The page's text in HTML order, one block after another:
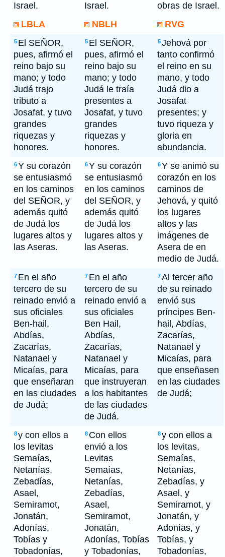
Israel.
Israel.
obras de Israel.
LBLA
NBLH RVG
5 El SEÑOR,
pues, afirmó el
reino bajo su
mano; y todo
Judá trajo
tributo a
Josafat, y tuvo
grandes
riquezas y
honores.
5 El SEÑOR,
pues, afirmó el
reino bajo su
mano; y todo
Judá le traía
presentes a
Josafat, y tuvo
grandes
riquezas y
honores.
5Jehová por
tanto confirmó
el reino en su
mano, y todo
Judá dio a
Josafat
presentes; y
tuvo riqueza y
gloria en
abundancia.
6Y su corazón
se entusiasmó
en los caminos
del SEÑOR, y
además quitó
de Judá los
lugares altos y
las Aseras.
6Y su corazón
se entusiasmó
en los caminos
del SEÑOR, y
además quitó
de Judá los
lugares altos y
las Aseras.
6Y se animó su
corazón en los
caminos de
Jehová, y quitó
los lugares
altos y las
imágenes de
Asera de en
medio de Judá.
7 En el año
tercero de su
reinado envió a
sus oficiales
Ben-hail,
Abdías,
Zacarías,
Natanael y
Micaías, para
que enseñaran
en las ciudades
de Judá;
7 En el año
tercero de su
reinado envió a
sus oficiales
Ben Hail,
Abdías,
Zacarías,
Natanael y
Micaías, para
que instruyeran
a los habitantes
de las ciudades
de Judá.
7Al tercer año
de su reinado
envió sus
príncipes Ben-
hail, Abdías,
Zacarías,
Natanael y
Micaías, para
que enseñasen
en las ciudades
de Judá;
8y con ellos a
los levitas
Semaías,
Netanías,
Zebadías,
Asael,
Semiramot,
Jonatán,
Adonías,
Tobías y
Tobadonías,
8 Con ellos
envió a los
Levitas
Semaías,
Netanías,
Zebadías,
Asael,
Semiramot,
Jonatán,
Adonías, Tobías
y Tobadonías,
8y con ellos a
los levitas,
Semaías,
Netanías,
Zebadías, y
Asael, y
Semiramot, y
Jonatán, y
Adonías, y
Tobías, y
Tobadonías,